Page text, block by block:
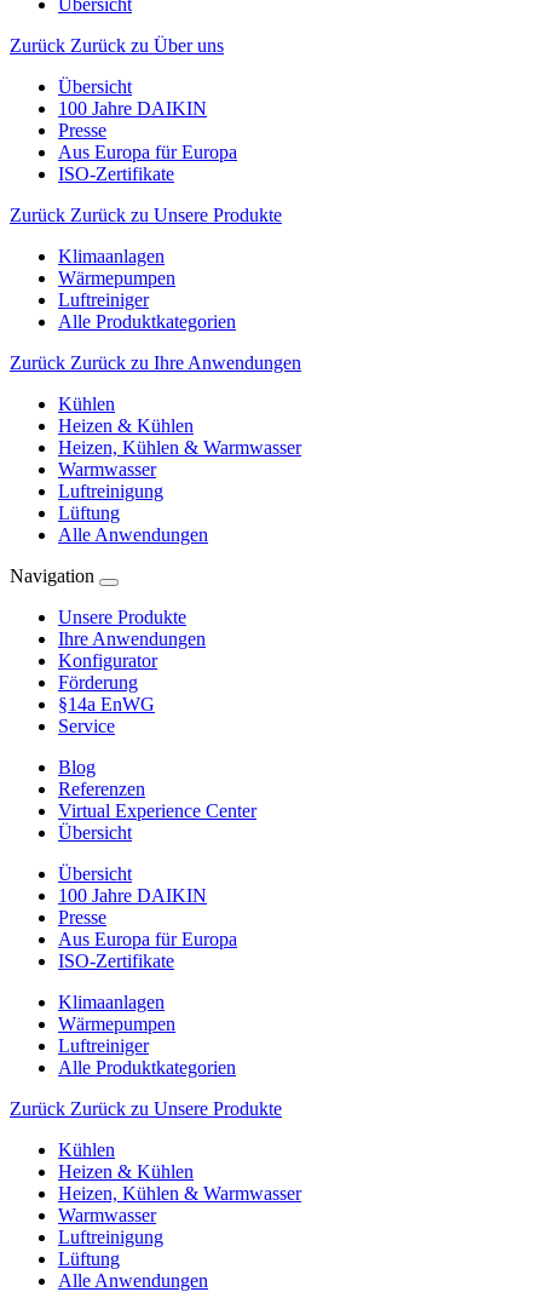
Übersicht
Zurück Zurück zu Über uns
Übersicht
100 Jahre DAIKIN
Presse
Aus Europa für Europa
ISO-Zertifikate
Zurück Zurück zu Unsere Produkte
Klimaanlagen
Wärmepumpen
Luftreiniger
Alle Produktkategorien
Zurück Zurück zu Ihre Anwendungen
Kühlen
Heizen & Kühlen
Heizen, Kühlen & Warmwasser
Warmwasser
Luftreinigung
Lüftung
Alle Anwendungen
Navigation
Unsere Produkte
Ihre Anwendungen
Konfigurator
Förderung
§14a EnWG
Service
Blog
Referenzen
Virtual Experience Center
Übersicht
Übersicht
100 Jahre DAIKIN
Presse
Aus Europa für Europa
ISO-Zertifikate
Klimaanlagen
Wärmepumpen
Luftreiniger
Alle Produktkategorien
Zurück Zurück zu Unsere Produkte
Kühlen
Heizen & Kühlen
Heizen, Kühlen & Warmwasser
Warmwasser
Luftreinigung
Lüftung
Alle Anwendungen